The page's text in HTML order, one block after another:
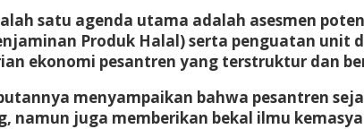
satu agenda utama adalah asesmen
Produk Halal) serta penguatan
ekonomi pesantren yang terstruktur dan
menyampaikan bahwa pesantren
namun juga memberikan bekal ilmu